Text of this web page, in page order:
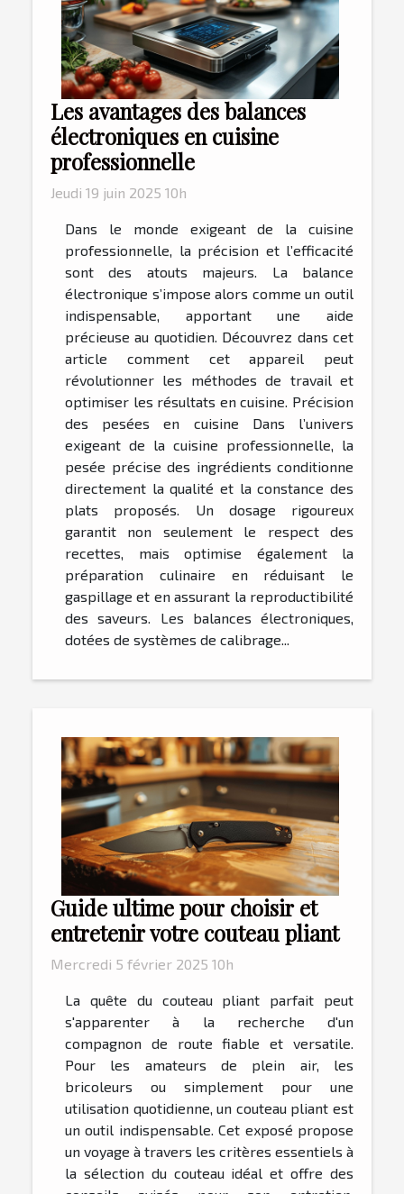
Les avantages des balances
électroniques en cuisine
professionnelle
Jeudi 19 juin 2025 10h
Dans le monde exigeant de la cuisine
professionnelle, la précision et l’efficacité
sont des atouts majeurs. La balance
électronique s’impose alors comme un outil
indispensable, apportant une aide
précieuse au quotidien. Découvrez dans cet
article comment cet appareil peut
révolutionner les méthodes de travail et
optimiser les résultats en cuisine. Précision
des pesées en cuisine Dans l’univers
exigeant de la cuisine professionnelle, la
pesée précise des ingrédients conditionne
directement la qualité et la constance des
plats proposés. Un dosage rigoureux
garantit non seulement le respect des
recettes, mais optimise également la
préparation culinaire en réduisant le
gaspillage et en assurant la reproductibilité
des saveurs. Les balances électroniques,
dotées de systèmes de calibrage...
Guide ultime pour choisir et
entretenir votre couteau pliant
Mercredi 5 février 2025 10h
La quête du couteau pliant parfait peut
s'apparenter à la recherche d'un
compagnon de route fiable et versatile.
Pour les amateurs de plein air, les
bricoleurs ou simplement pour une
utilisation quotidienne, un couteau pliant est
un outil indispensable. Cet exposé propose
un voyage à travers les critères essentiels à
la sélection du couteau idéal et offre des